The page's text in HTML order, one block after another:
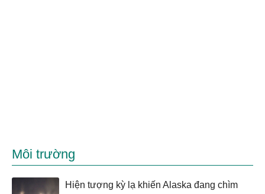
Môi trường
Hiện tượng kỳ lạ khiến Alaska đang chìm